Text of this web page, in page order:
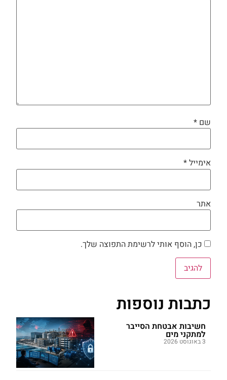
שם *
אימייל*
אתר
כן, הוסף אותי לרשימת התפוצה שלך.
כתבות נוספות
חשיבות אבטחת הסייבר
למתקני מים
3 באוגוסט 2026